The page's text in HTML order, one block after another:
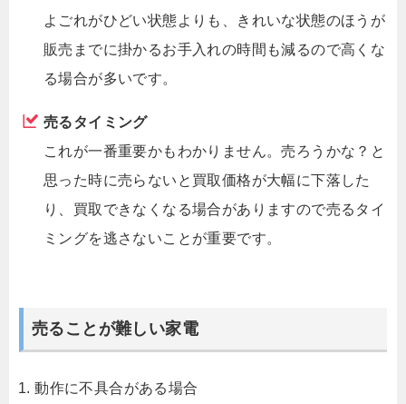
よごれがひどい状態よりも、きれいな状態のほうが
販売までに掛かるお手入れの時間も減るので高くな
る場合が多いです。
売るタイミング
これが一番重要かもわかりません。売ろうかな？と
思った時に売らないと買取価格が大幅に下落した
り、買取できなくなる場合がありますので売るタイ
ミングを逃さないことが重要です。
売ることが難しい家電
1. 動作に不具合がある場合